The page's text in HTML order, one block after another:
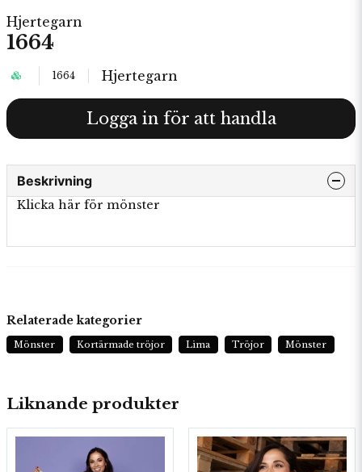
Hjertegarn
1664
1664 Hjertegarn
Logga in för att handla
Beskrivning
Klicka här för mönster
Liknande produkter
Relaterade kategorier
Mönster Kortärmade tröjor Lima Tröjor Mönster